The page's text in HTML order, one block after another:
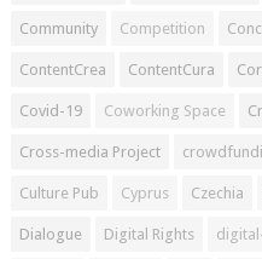
Community Competition
ContentCrea ContentCura
Covid-19 Coworking Space
Cross-media Project
Culture Pub Cyprus Czechia
Dialogue Digital Rights